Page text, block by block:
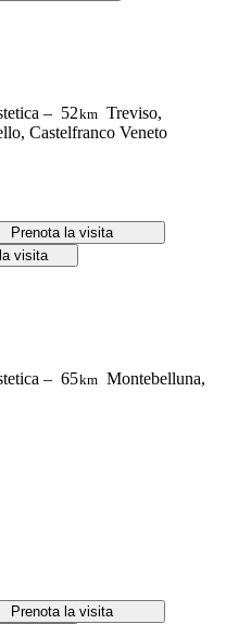
– 52km Treviso,
Castelfranco Veneto
Prenota la visita
visita
– 65km Montebelluna,
Prenota la visita